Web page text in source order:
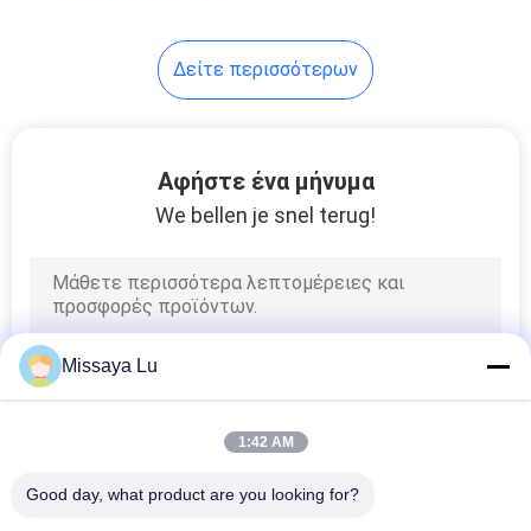
Δείτε περισσότερων
Αφήστε ένα μήνυμα
We bellen je snel terug!
Missaya Lu
1:42 AM
Good day, what product are you looking for?